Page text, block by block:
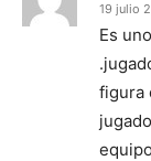
19 julio
Es
figura